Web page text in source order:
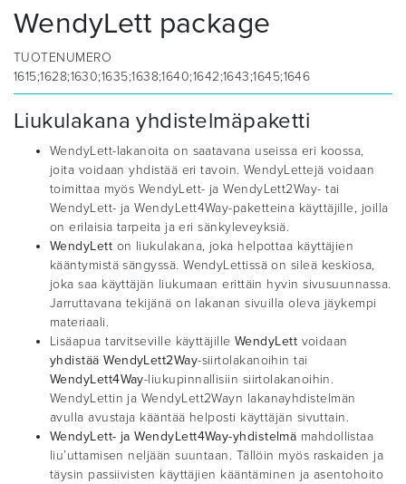
WendyLett package
TUOTENUMERO
1615;1628;1630;1635;1638;1640;1642;1643;1645;1646
Liukulakana yhdistelmäpaketti
WendyLett-lakanoita on saatavana useissa eri koossa,
joita voidaan yhdistää eri tavoin. WendyLettejä voidaan
toimittaa myös WendyLett- ja WendyLett2Way- tai
WendyLett- ja WendyLett4Way-paketteina käyttäjille, joilla
on erilaisia ​​tarpeita ja eri sänkyleveyksiä.
WendyLett on liukulakana, joka helpottaa käyttäjien
kääntymistä sängyssä. WendyLettissä on sileä keskiosa,
joka saa käyttäjän liukumaan erittäin hyvin sivusuunnassa.
Jarruttavana tekijänä on lakanan sivuilla oleva jäykempi
materiaali.
Lisäapua tarvitseville käyttäjille WendyLett voidaan
yhdistää WendyLett2Way-siirtolakanoihin tai
WendyLett4Way-liukupinnallisiin siirtolakanoihin.
WendyLettin ja WendyLett2Wayn lakanayhdistelmän
avulla avustaja kääntää helposti käyttäjän sivuttain.
WendyLett- ja WendyLett4Way-yhdistelmä mahdollistaa
liu’uttamisen neljään suuntaan. Tällöin myös raskaiden ja
täysin passiivisten käyttäjien kääntäminen ja asentohoito